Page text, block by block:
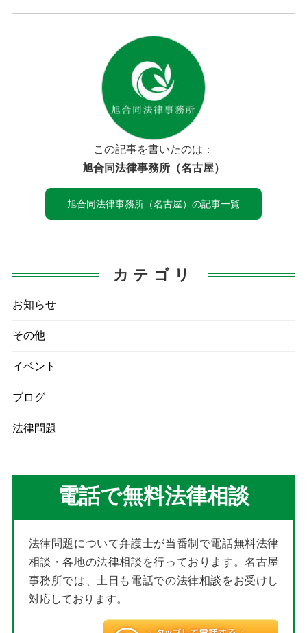
この記事を書いたのは：
旭合同法律事務所（名古屋）
旭合同法律事務所（名古屋）の記事一覧
カテゴリ
お知らせ
その他
イベント
ブログ
法律問題
電話で無料法律相談
法律問題について弁護士が当番制で電話無料法律
相談・各地の法律相談を行っております。名古屋
事務所では、土日も電話での法律相談をお受けし
対応しております。